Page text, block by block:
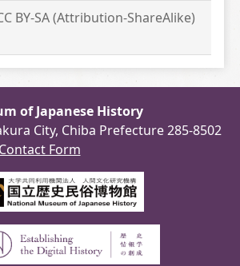
BY-SA (Attribution-ShareAlike)
of Japanese History
City, Chiba Prefecture 285-8502
Contact Form